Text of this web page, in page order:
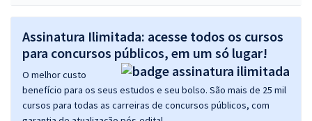
Assinatura Ilimitada: acesse todos os cursos
para concursos públicos, em um só lugar!
O melhor custo
benefício para os seus estudos e seu bolso. São mais de 25 mil
cursos para todas as carreiras de concursos públicos, com